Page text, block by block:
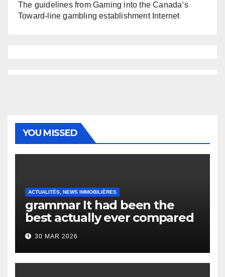
The guidelines from Gaming into the Canada’s
Toward-line gambling establishment Internet
YOU MISSED
ACTUALITÉS, NEWS IMMOBILIÈRES
grammar It had been the
best actually ever compared
to it’s the top actually?
English Vocabulary Learners
Heap Change
30 MAR 2026